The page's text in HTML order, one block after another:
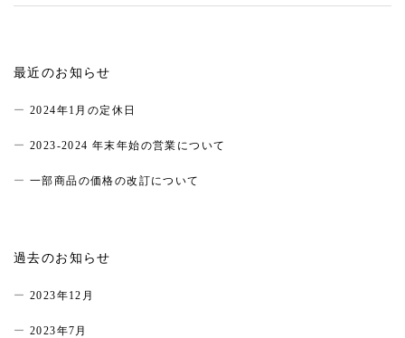
最近のお知らせ
2024年1月の定休日
2023-2024 年末年始の営業について
一部商品の価格の改訂について
過去のお知らせ
2023年12月
2023年7月